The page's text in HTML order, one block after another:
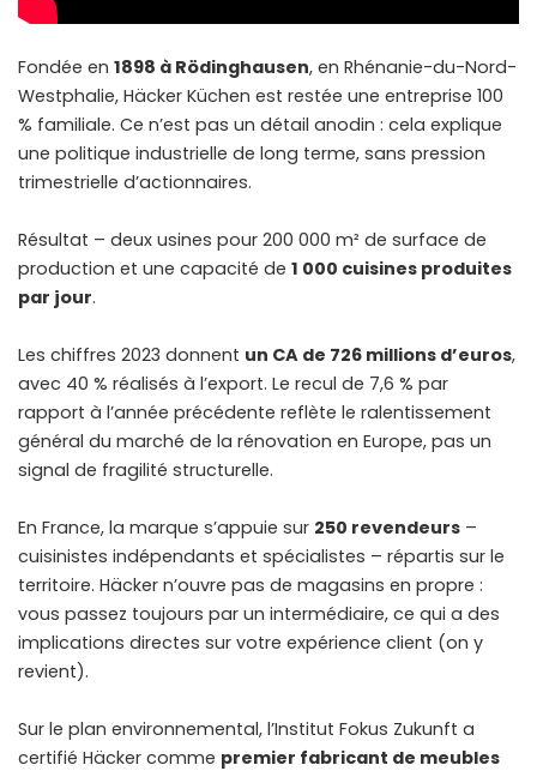
Fondée en 1898 à Rödinghausen, en Rhénanie-du-Nord-
Westphalie, Häcker Küchen est restée une entreprise 100
% familiale. Ce n’est pas un détail anodin : cela explique
une politique industrielle de long terme, sans pression
trimestrielle d’actionnaires.
Résultat – deux usines pour 200 000 m² de surface de
production et une capacité de 1 000 cuisines produites
par jour.
Les chiffres 2023 donnent un CA de 726 millions d’euros,
avec 40 % réalisés à l’export. Le recul de 7,6 % par
rapport à l’année précédente reflète le ralentissement
général du marché de la rénovation en Europe, pas un
signal de fragilité structurelle.
En France, la marque s’appuie sur 250 revendeurs –
cuisinistes indépendants et spécialistes – répartis sur le
territoire. Häcker n’ouvre pas de magasins en propre :
vous passez toujours par un intermédiaire, ce qui a des
implications directes sur votre expérience client (on y
revient).
Sur le plan environnemental, l’Institut Fokus Zukunft a
certifié Häcker comme premier fabricant de meubles